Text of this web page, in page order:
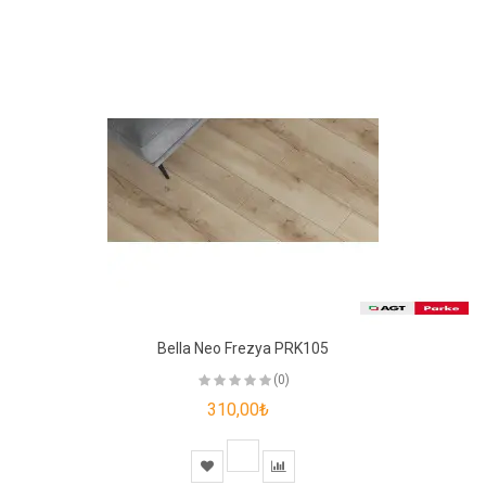
Bella Neo Frezya PRK105
(0)
310,00₺